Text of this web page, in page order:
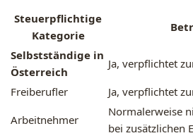
Steuerpflichtige
Kategorie
Selbstständige in
Österreich
Ja, verpflichtet
Freiberufler
Ja, verpflichtet
Arbeitnehmer
Normalerweise
bei zusätzlichen